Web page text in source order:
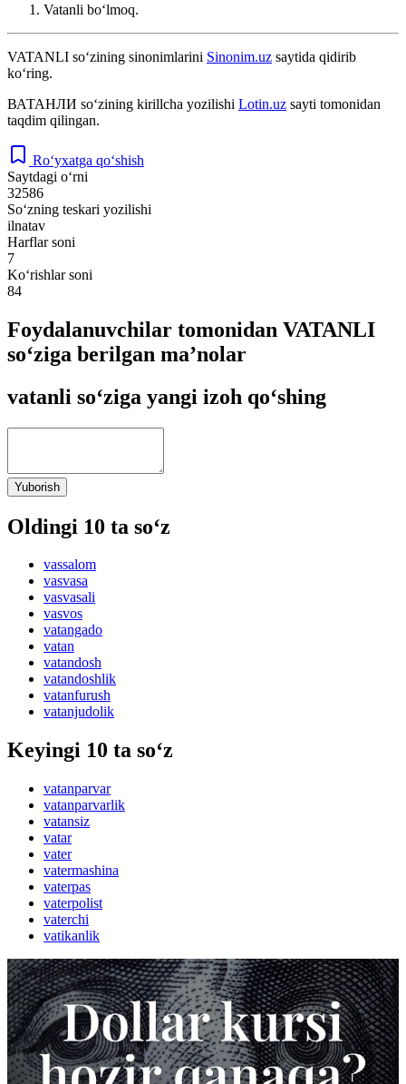
Vatanli boʻlmoq.
VATANLI so‘zining sinonimlarini Sinonim.uz saytida qidirib
ko‘ring.
ВАТАНЛИ so‘zining kirillcha yozilishi Lotin.uz sayti tomonidan
taqdim qilingan.
Ro‘yxatga qo‘shish
Saytdagi o‘rni
32586
So‘zning teskari yozilishi
ilnatav
Harflar soni
7
Ko‘rishlar soni
84
Foydalanuvchilar tomonidan VATANLI
so‘ziga berilgan ma’nolar
vatanli so‘ziga yangi izoh qo‘shing
Yuborish
Oldingi 10 ta so‘z
vassalom
vasvasa
vasvasali
vasvos
vatangado
vatan
vatandosh
vatandoshlik
vatanfurush
vatanjudolik
Keyingi 10 ta so‘z
vatanparvar
vatanparvarlik
vatansiz
vatar
vater
vatermashina
vaterpas
vaterpolist
vaterchi
vatikanlik